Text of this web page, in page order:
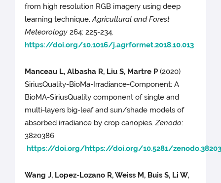
from high resolution RGB imagery using deep
learning technique.Agricultural and Forest
Meteorology 264: 225-234.
https://doi.org/10.1016/j.agrformet.2018.10.013
Manceau L, Albasha R, Liu S, Martre P (2020)
SiriusQuality-BioMa-Irradiance-Component: A
BioMA-SiriusQuality component of single and
multi-layers big-leaf and sun/shade models of
absorbed irradiance by crop canopies.Zenodo:
3820386
https://doi.org/https://doi.org/10.5281/
Wang J, Lopez-Lozano R, Weiss M, Buis S, Li W,